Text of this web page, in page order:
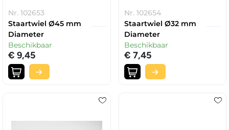
Nr. 102653
Staartwiel Ø45 mm
Diameter
Beschikbaar
€ 9,45
Nr. 102654
Staartwiel Ø32 mm
Diameter
Beschikbaar
€ 7,45